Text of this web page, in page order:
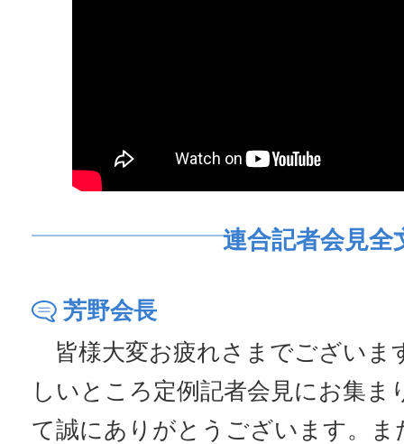
連合記者会見全
芳野会長
皆様大変お疲れさまでございま
しいところ定例記者会見にお集ま
て誠にありがとうございます。ま